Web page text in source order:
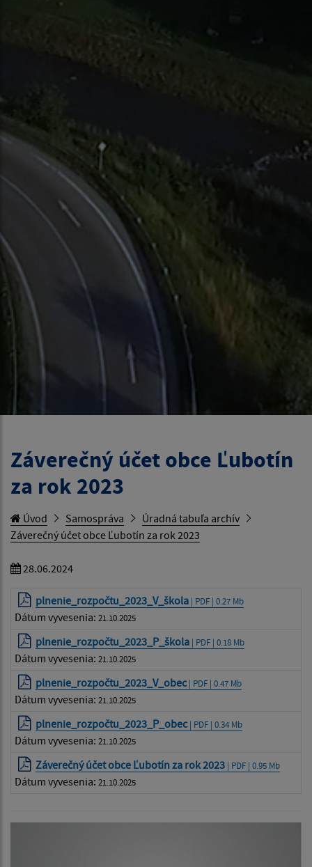
Záverečný účet obce Ľubotín
za rok 2023
Úvod Samospráva
Úradná tabuľa archív
Záverečný účet obce Ľubotín za rok 2023
28.06.2024
plnenie_rozpočtu_2023_V_škola | PDF | 0.27 Mb
Dátum vyvesenia: 21.10.2025
plnenie_rozpočtu_2023_P_škola | PDF | 0.18 Mb
Dátum vyvesenia: 21.10.2025
plnenie_rozpočtu_2023_V_obec| PDF | 0.47 Mb
Dátum vyvesenia: 21.10.2025
plnenie_rozpočtu_2023_P_obec| PDF | 0.34 Mb
Dátum vyvesenia: 21.10.2025
Záverečný účet obce Ľubotín za rok 2023 | PDF | 0.95 Mb
Dátum vyvesenia: 21.10.2025